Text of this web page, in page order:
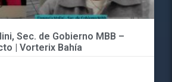
Sec. de Gobierno MBB –
| Vorterix Bahía